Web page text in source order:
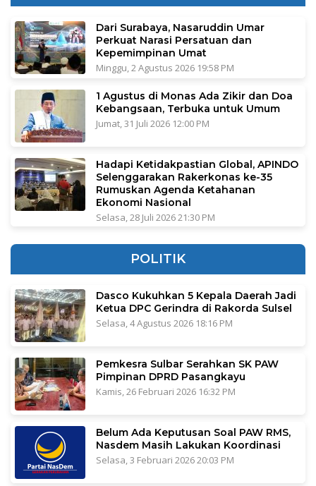
Dari Surabaya, Nasaruddin Umar
Perkuat Narasi Persatuan dan
Kepemimpinan Umat
Minggu, 2 Agustus 2026 19:58 PM
1 Agustus di Monas Ada Zikir dan Doa
Kebangsaan, Terbuka untuk Umum
Jumat, 31 Juli 2026 12:00 PM
Hadapi Ketidakpastian Global, APINDO
Selenggarakan Rakerkonas ke-35
Rumuskan Agenda Ketahanan
Ekonomi Nasional
Selasa, 28 Juli 2026 21:30 PM
POLITIK
Dasco Kukuhkan 5 Kepala Daerah Jadi
Ketua DPC Gerindra di Rakorda Sulsel
Selasa, 4 Agustus 2026 18:16 PM
Pemkesra Sulbar Serahkan SK PAW
Pimpinan DPRD Pasangkayu
Kamis, 26 Februari 2026 16:32 PM
Belum Ada Keputusan Soal PAW RMS,
Nasdem Masih Lakukan Koordinasi
Selasa, 3 Februari 2026 20:03 PM